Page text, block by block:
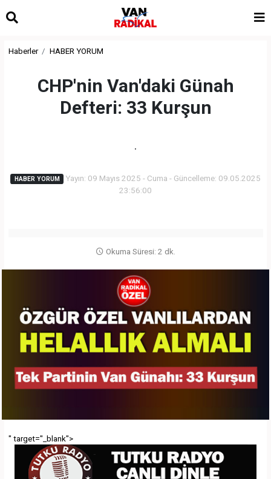
Haberler HABER YORUM
CHP'nin Van'daki Günah
Defteri: 33 Kurşun
.
HABER YORUM
Yayın: 09 Mayıs 2025 - Cuma - Güncelleme: 09.05.2025
23:56:00
Okuma Süresi: 2 dk.
" target="_blank">